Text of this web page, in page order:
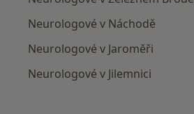
Neurologové v Náchodě
Neurologové v Jaroměři
Neurologové v Jilemnici